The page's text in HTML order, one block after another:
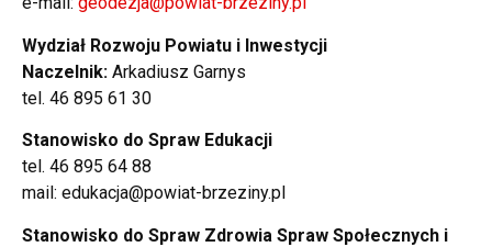
Wydział Rozwoju Powiatu i Inwestycji
Naczelnik: Arkadiusz Garnys
tel. 46 895 61 30
Stanowisko do Spraw Edukacji
tel. 46 895 64 88
mail: edukacja@powiat-brzeziny.pl
Stanowisko do Spraw Zdrowia Spraw Społecznych i